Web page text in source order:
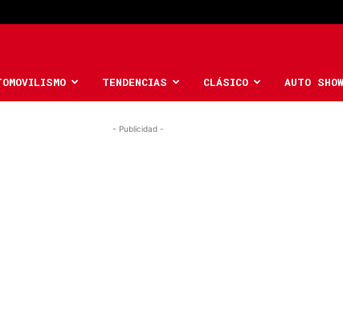
TENDENCIAS CLÁSICO AUTO
- Publicidad -